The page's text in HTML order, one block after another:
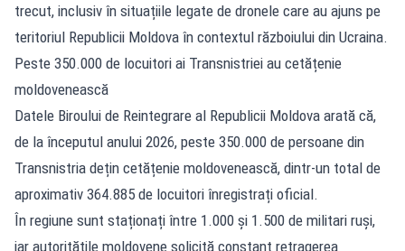
trecut, inclusiv în situațiile legate de dronele care au ajuns pe
teritoriul Republicii Moldova în contextul războiului din Ucraina.
Peste 350.000 de locuitori ai Transnistriei au cetățenie
moldovenească
Datele Biroului de Reintegrare al Republicii Moldova arată că,
de la începutul anului 2026, peste 350.000 de persoane din
Transnistria dețin cetățenie moldovenească, dintr-un total de
aproximativ 364.885 de locuitori înregistrați oficial.
În regiune sunt staționați între 1.000 și 1.500 de militari ruși,
iar autoritățile moldovene solicită constant retragerea